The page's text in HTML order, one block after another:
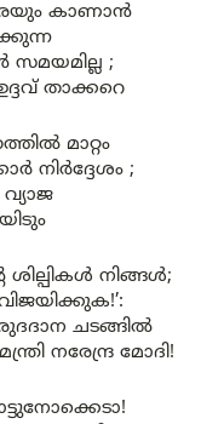
കാണാൻ
;
താക്കറെ
മാറ്റം
നിർദ്ദേശം ;
ശില്പികൾ നിങ്ങൾ;
ചടങ്ങിൽ
നരേന്ദ്ര മോദി!